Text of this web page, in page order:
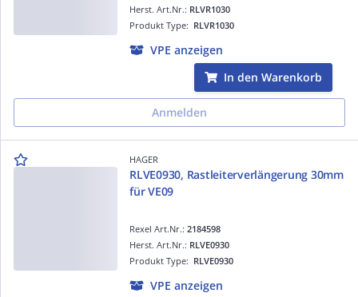
Produkt Type: RLVR1030
Herst. Art.Nr.: RLVR1030
VPE anzeigen
In den Warenkorb
Anmelden
HAGER
RLVE0930, Rastleiterverlängerung 30mm
für VE09
Rexel Art.Nr.: 2184598
Produkt Type: RLVE0930
Herst. Art.Nr.: RLVE0930
VPE anzeigen